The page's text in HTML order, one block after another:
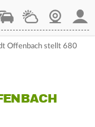
WetterWebcam
Offenbach stellt 680